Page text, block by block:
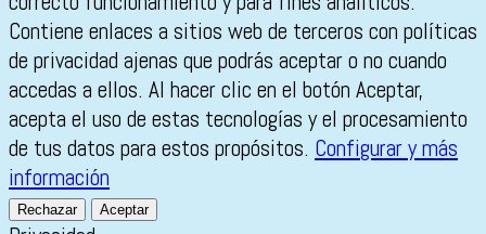
Contiene enlaces a sitios web de terceros con políticas
de privacidad ajenas que podrás aceptar o no cuando
accedas a ellos. Al hacer clic en el botón Aceptar,
acepta el uso de estas tecnologías y el procesamiento
de tus datos para estos propósitos. Configurar y más
información
Rechazar Aceptar